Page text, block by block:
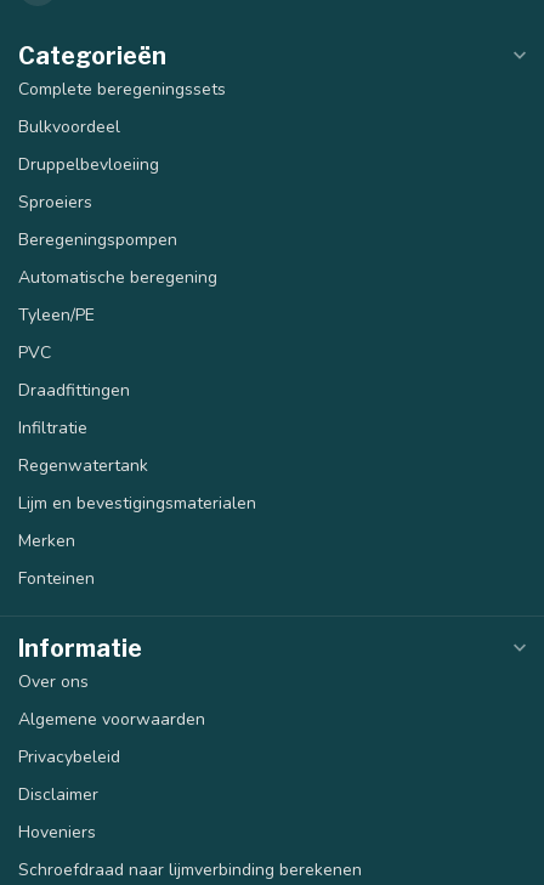
Categorieën
Complete beregeningssets
Bulkvoordeel
Druppelbevloeiing
Sproeiers
Beregeningspompen
Automatische beregening
Tyleen/PE
PVC
Draadfittingen
Infiltratie
Regenwatertank
Lijm en bevestigingsmaterialen
Merken
Fonteinen
Informatie
Over ons
Algemene voorwaarden
Privacybeleid
Disclaimer
Hoveniers
Schroefdraad naar lijmverbinding berekenen